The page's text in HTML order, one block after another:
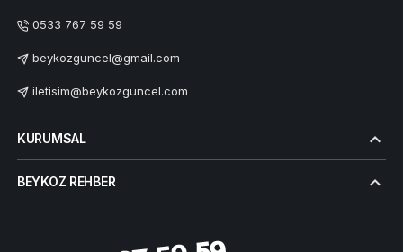
0533 767 59 59
beykozguncel@gmail.com
iletisim@beykozguncel.com
KURUMSAL
BEYKOZ REHBER